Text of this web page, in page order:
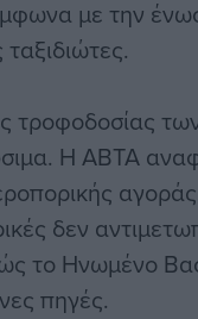
με την
τροφοδοσίας
Η ABTA
δεν
το Ηνωμένο
πηγές.